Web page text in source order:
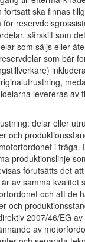
ska finnas
särskilt som
som säljs eller
som bär
levereras av
delar eller
och
i fråga.
produktionslinje
förutsätts det
av samma kvalitet
och att de
och
2007/46/EG
av